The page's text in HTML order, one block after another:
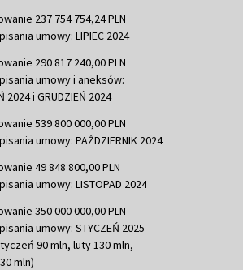
237 754 754,24 PLN
umowy: LIPIEC 2024
290 817 240,00 PLN
umowy i aneksów:
2024 i GRUDZIEŃ 2024
539 800 000,00 PLN
umowy: PAŹDZIERNIK 2024
49 848 800,00 PLN
umowy: LISTOPAD 2024
350 000 000,00 PLN
umowy: STYCZEŃ 2025
90 mln, luty 130 mln,
mln)